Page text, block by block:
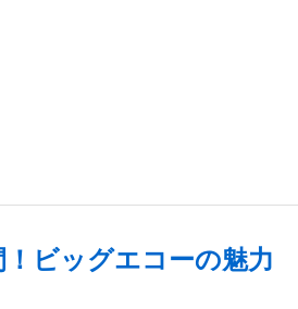
ビッグエコーの魅力